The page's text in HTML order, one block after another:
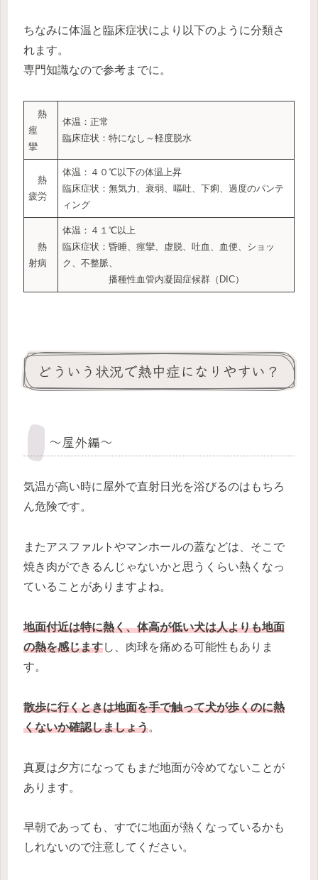
ちなみに体温と臨床症状により以下のように分類さ
れます。
専門知識なので参考までに。
熱
痙
攣
体温：正常
臨床症状：特になし～軽度脱水
熱
疲労
体温：４０℃以下の体温上昇
臨床症状：無気力、衰弱、嘔吐、下痢、過度のパンテ
ィング
熱
射病
体温：４１℃以上
臨床症状：昏睡、痙攣、虚脱、吐血、血便、ショッ
ク、不整脈、
播種性血管内凝固症候群（DIC）
どういう状況で熱中症になりやすい？
～屋外編～
気温が高い時に屋外で直射日光を浴びるのはもちろ
ん危険です。
またアスファルトやマンホールの蓋などは、そこで
焼き肉ができるんじゃないかと思うくらい熱くなっ
ていることがありますよね。
地面付近は特に熱く、体高が低い犬は人よりも地面
の熱を感じますし、肉球を痛める可能性もありま
す。
散歩に行くときは地面を手で触って犬が歩くのに熱
くないか確認しましょう。
真夏は夕方になってもまだ地面が冷めてないことが
あります。
早朝であっても、すでに地面が熱くなっているかも
しれないので注意してください。